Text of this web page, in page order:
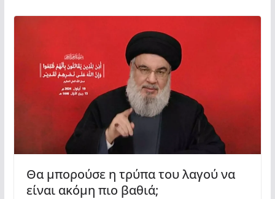
Θα μπορούσε η τρύπα του λαγού να
είναι ακόμη πιο βαθιά;